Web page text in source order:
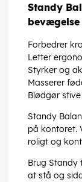
Standy
Forbedrer
Letter
Styrker og
Masserer
Blødgør
Standy
på kontoret.
roligt og
Brug Standy
at stå og